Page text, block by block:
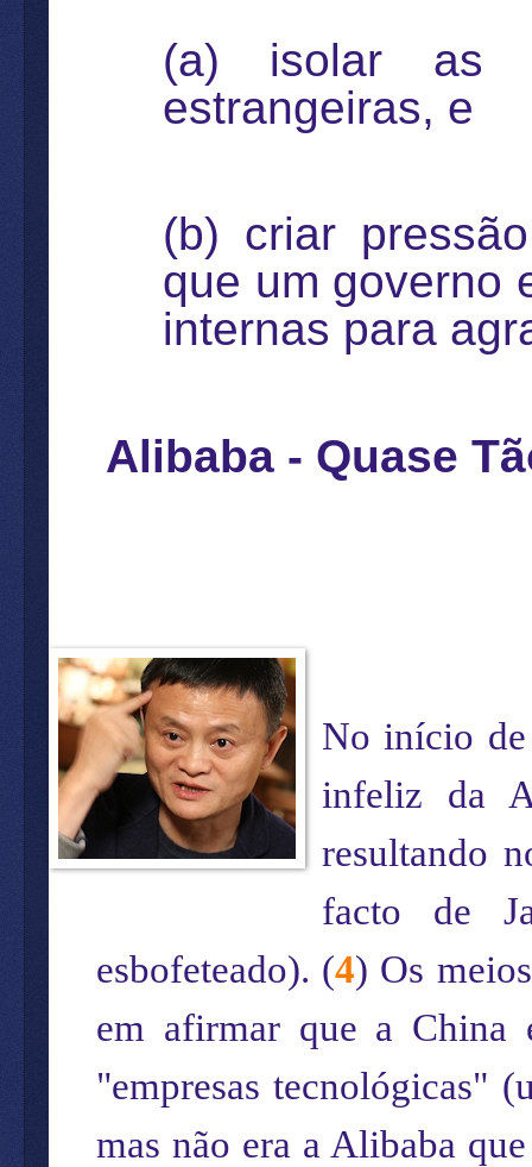
(a) isolar as
estrangeiras, e
(b) criar
que um governo
internas para
Alibaba - Quase
No início de
infeliz da
resultando
facto de
esbofeteado). (4) Os
em afirmar que a China
"empresas tecnológicas"
mas não era a Alibaba